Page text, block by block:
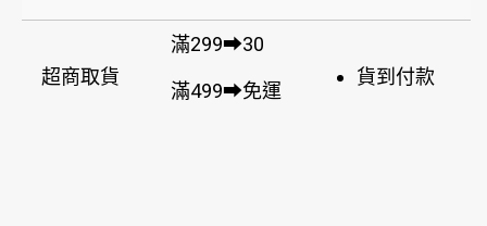
超商取貨
滿299➡30
滿499➡免運
貨到付款